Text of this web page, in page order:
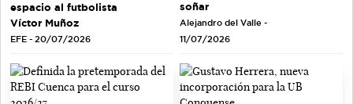
espacio al futbolista
Víctor Muñoz
EFE - 20/07/2026
soñar
Alejandro del Valle -
11/07/2026